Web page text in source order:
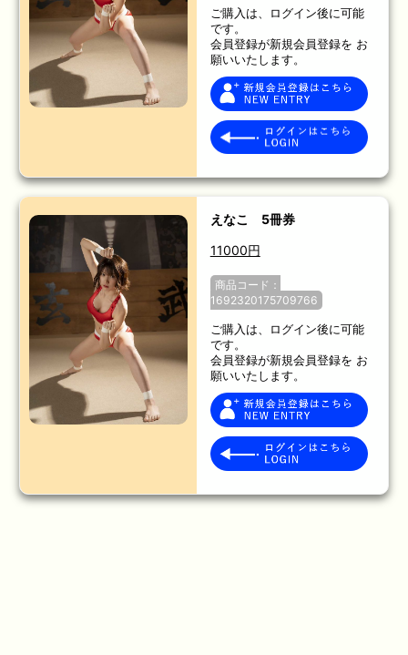
ご購入は、ログイン後に可能
です。
会員登録が新規会員登録を お
願いいたします。
えなこ 5冊券
11000円
商品コード：
1692320175709766
ご購入は、ログイン後に可能
です。
会員登録が新規会員登録を お
願いいたします。